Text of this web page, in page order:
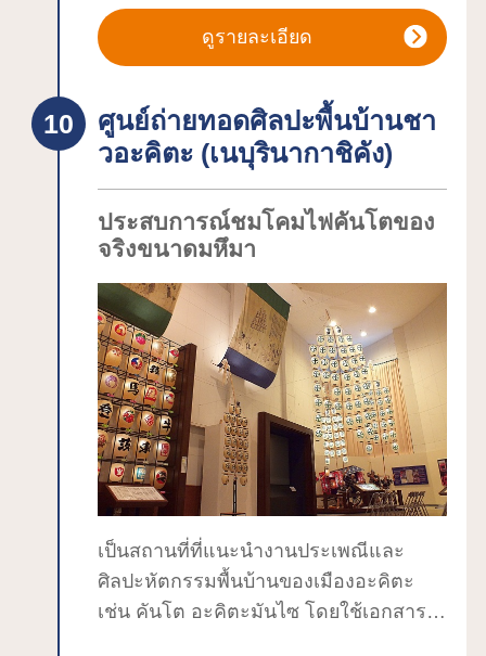
น้ำแข็งในฤดูหนาว ในขณะที่ทะเลสาบฮาจิ
โร่กะตะซึ่งไร้เจ้าของกลับตื้นเขินขึ้นเรื่อยๆ
และยังมีรูปปั้นอื่นที่เกี่ยวข้องกับตำนา
นทัตสึโกะอีก คือ รูปปั้นกวนอิม "คันนอ
นทัตสึโกะ" บนชายฝั่งตะวันออกของ
ทะเลสาบ และรูปปั้น "เจ้าหญิงทัตสึโกะ" ที่
ตั้งอยู่ในเขตศาลเจ้าโกซะโนะอิชิ รวม
สึโกะ คือ "ศาลเจ้าอุคิกิ" จุดเสริมพลังเรื่อง
การครองคู่ ส่วน "ศาลเจ้าโกซะโนะอิชิ" มี
เทพเจ้าเจ้าหญิงทัตสึโกะ (ทัตสึโคฮิเมะ
โนะ คามิ) เป็นเทพเจ้าประจำศาลเจ้า ขึ้น
ชื่อเรื่องการให้พรที่เกี่ยวกับความสวย
ความงาม ประตูโทริอิสีแดงเป็นจุดถ่าย
ภาพที่ได้รับความนิยม
ชาวต่างชาติแห่แหนกันมาเพื่อชมเมืองอัน
งดงามแบบย้อนยุค ถนนเส้นหลักที่ตัดผ่าน
ทะเบียนให้เป็นเขตอนุรักษ์กลุ่ม
สถาปัตยกรรมดั้งเดิมสำคัญของญี่ปุ่นและ
ได้รับการอนุรักษ์เป็นสมบัติทางวัฒนธรรม
คุณสามารถเยี่ยมชมคฤหาสน์ซามูไรของ
จริงจำนวนมากได้ เช่น “คฤหาสน์อิชิกุโระ”
คฤหาสน์อาโอยางิ” “คฤหาสน์อิวาฮาชิ”
“คฤหาสน์มัตสึโมโตะ” “คฤหาสน์คาวารา
ดะ” ในบรรดานั้นมีคฤหาสน์ที่ยังใช้เป็น
บ้านที่อยู่อาศัยแม้ในปัจจุบันนี้ด้วย บริเวณ
โดยรอบมีร้านให้เช่าชุดกิโมโนอยู่หลาย
แห่งจึงขอแนะนำให้เปลี่ยนไปสวมชุด
กิโมโนโบราณแล้วไปเดินเล่น การเดินเล่น
ท่ามกลางบ้านเมืองที่อบอวลไปด้วยกลิ่น
อายแบบญี่ปุ่นในชุดกิโมโนจะทำให้รู้สึก
เหมือนได้ย้อนเวลากลับไปอย่างไม่ต้อง
สงสัย แล้วจะยิ่งรู้สึกเช่นนั้นมากขึ้นเมื่อนั่ง
ดูรายละเอียด
ศูนย์ถ่ายทอดศิลปะพื้นบ้านชา
วอะคิตะ (เนบุรินากาชิคัง)
ประสบการณ์ชมโคมไฟคันโตของ
จริงขนาดมหึมา
เป็นสถานที่ที่แนะนำงานประเพณีและ
ศิลปะหัตกรรมพื้นบ้านของเมืองอะคิตะ
เช่น คันโต อะคิตะมันไซ โดยใช้เอกสาร